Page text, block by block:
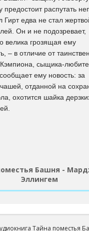
предостоит распутать
Гирт едва не стал
Он и не подозревает,
велика грозящая ему
– в отличие от
сыщика-
ему новость: за
отданной на
охотится шайка
Башня -
Эллингем
Тайна поместья